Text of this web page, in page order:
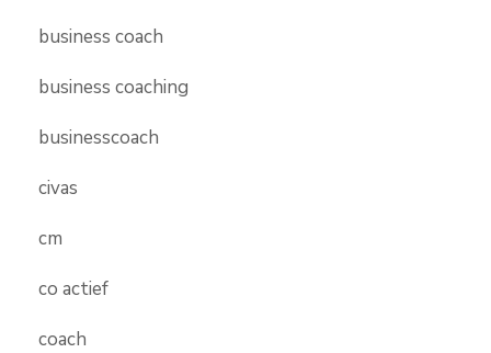
business coach
business coaching
businesscoach
civas
cm
co actief
coach